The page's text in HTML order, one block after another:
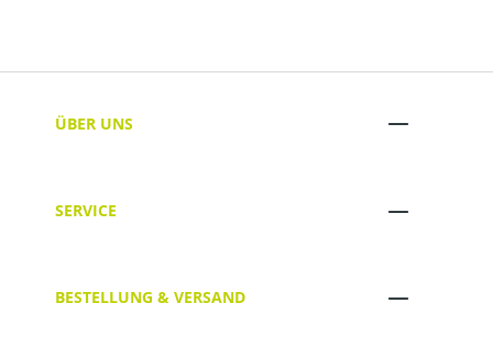
ÜBER UNS
SERVICE
BESTELLUNG & VERSAND